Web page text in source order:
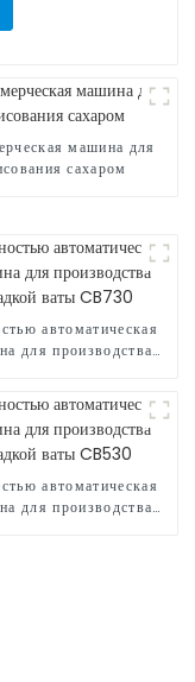
машина для
сахаром
автоматическая
для производства
автоматическая
для производства